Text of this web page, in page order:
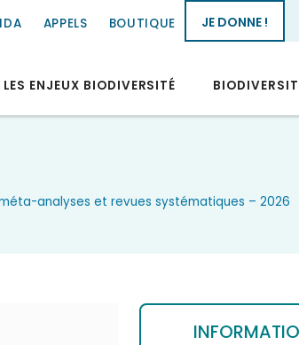
APPELS BOUTIQUE JE DONNE !
LES ENJEUX BIODIVERSITÉ
analyses et revues systématiques – 2026